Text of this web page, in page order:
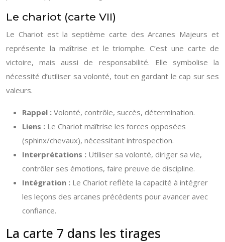
Le chariot (carte VII)
Le Chariot est la septième carte des Arcanes Majeurs et
représente la maîtrise et le triomphe. C’est une carte de
victoire, mais aussi de responsabilité. Elle symbolise la
nécessité d’utiliser sa volonté, tout en gardant le cap sur ses
valeurs.
Rappel : Volonté, contrôle, succès, détermination.
Liens : Le Chariot maîtrise les forces opposées
(sphinx/chevaux), nécessitant introspection.
Interprétations : Utiliser sa volonté, diriger sa vie,
contrôler ses émotions, faire preuve de discipline.
Intégration : Le Chariot reflète la capacité à intégrer
les leçons des arcanes précédents pour avancer avec
confiance.
La carte 7 dans les tirages